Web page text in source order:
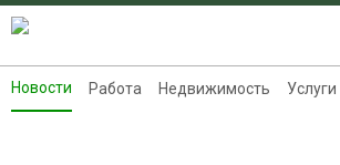
Новости
Новости Работа Недвижимость Услуги